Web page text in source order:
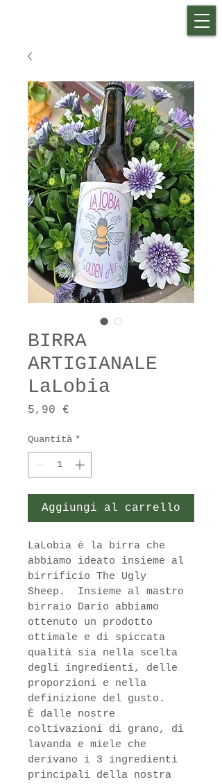
BIRRA
ARTIGIANALE
LaLobia
5,90 €
Quantità *
Aggiungi al carrello
LaLobia è la birra che
abbiamo ideato insieme al
birrificio The Ugly
Sheep.  Insieme al mastro
birraio Dario abbiamo
ottenuto un prodotto
ottimale e di spiccata
qualità sia nella scelta
degli ingredienti, delle
proporzioni e nella
definizione del gusto.
È dalle nostre
coltivazioni di grano, di
lavanda e miele che
derivano i 3 ingredienti
principali della nostra